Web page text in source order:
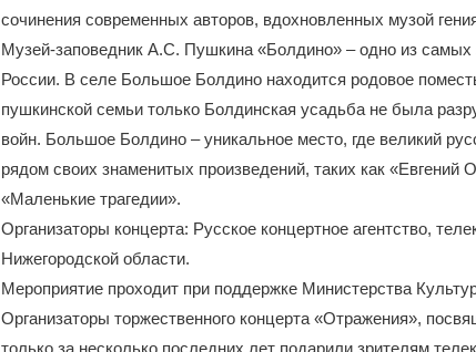
сочинения современных авторов, вдохновленных музой
Музей-заповедник А.С. Пушкина «Болдино» – одно из
России. В селе Большое Болдино находится родовое
пушкинской семьи только Болдинская усадьба не была
войн. Большое Болдино – уникальное место, где великий
рядом своих знаменитых произведений, таких как «Евгений
«Маленькие трагедии».
Организаторы концерта: Русское концертное агентство,
Нижегородской области.
Мероприятие проходит при поддержке Министерства
Организаторы торжественного концерта «Отражения»,
только за несколько последних лет подарили зрителям